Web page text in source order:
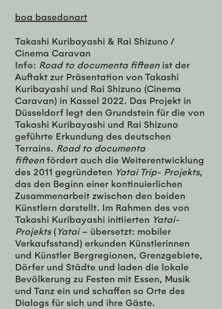
boa basedonart
Takashi Kuribayashi & Rai Shizuno /
Cinema Caravan
Info: Road to documenta fifteen ist der
Auftakt zur Präsentation von Takashi
Kuribayashi und Rai Shizuno (Cinema
Caravan) in Kassel 2022. Das Projekt in
Düsseldorf legt den Grundstein für die von
Takashi Kuribayashi und Rai Shizuno
geführte Erkundung des deutschen
Terrains. Road to documenta
fifteen fördert auch die Weiterentwicklung
des 2011 gegründeten Yatai Trip- Projekts,
das den Beginn einer kontinuierlichen
Zusammenarbeit zwischen den beiden
Künstlern darstellt. Im Rahmen des von
Takashi Kuribayashi initiierten Yatai-
Projekts(Yatai– übersetzt: mobiler
Verkaufsstand) erkunden Künstlerinnen
und Künstler Bergregionen, Grenzgebiete,
Dörfer und Städte und laden die lokale
Bevölkerung zu Festen mit Essen, Musik
und Tanz ein und schaffen so Orte des
Dialogs für sich und ihre Gäste.